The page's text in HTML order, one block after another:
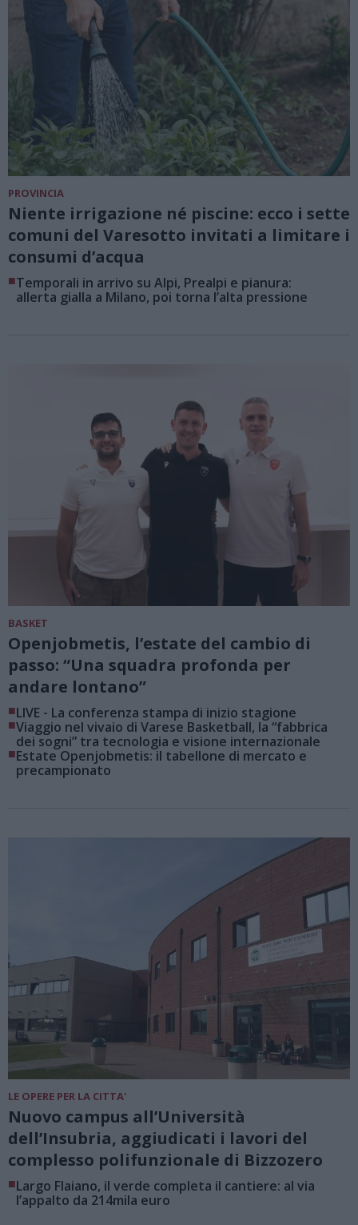
PROVINCIA
Niente irrigazione né piscine: ecco i sette
comuni del Varesotto invitati a limitare i
consumi d’acqua
■Temporali in arrivo su Alpi, Prealpi e pianura:
allerta gialla a Milano, poi torna l’alta pressione
BASKET
Openjobmetis, l’estate del cambio di
passo: “Una squadra profonda per
andare lontano”
■LIVE - La conferenza stampa di inizio stagione
■Viaggio nel vivaio di Varese Basketball, la “fabbrica
dei sogni” tra tecnologia e visione internazionale
■Estate Openjobmetis: il tabellone di mercato e
precampionato
LE OPERE PER LA CITTA'
Nuovo campus all’Università
dell’Insubria, aggiudicati i lavori del
complesso polifunzionale di Bizzozero
■Largo Flaiano, il verde completa il cantiere: al via
l’appalto da 214mila euro